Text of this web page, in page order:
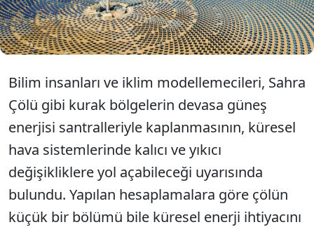
Bilim insanları ve iklim modellemecileri, Sahra
Çölü gibi kurak bölgelerin devasa güneş
enerjisi santralleriyle kaplanmasının, küresel
hava sistemlerinde kalıcı ve yıkıcı
değişikliklere yol açabileceği uyarısında
bulundu. Yapılan hesaplamalara göre çölün
küçük bir bölümü bile küresel enerji ihtiyacını